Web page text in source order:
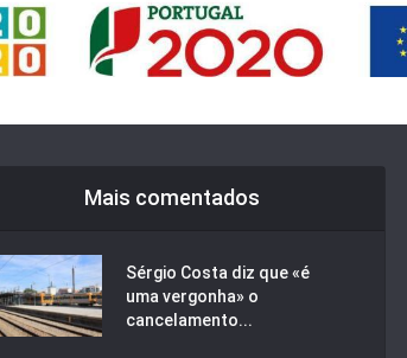
Mais comentados
Sérgio Costa diz que «é
uma vergonha» o
cancelamento...